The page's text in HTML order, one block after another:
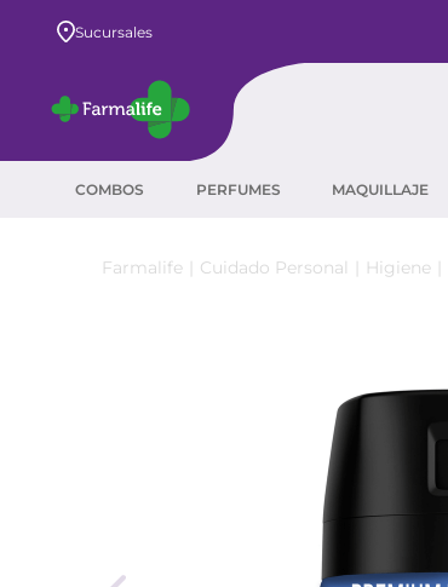
Sucursales
COMBOS PERFUMES MAQUILLAJE
Cuidado Personal Higiene